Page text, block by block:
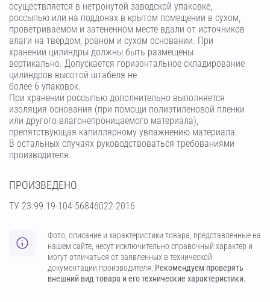
осуществляется в нетронутой заводской упаковке,
россыпью или на поддонах в крытом помещении в сухом,
проветриваемом и затененном месте вдали от источников
влаги на твердом, ровном и сухом основании. При
хранении цилиндры должны быть размещены
вертикально. Допускается горизонтальное складирование
цилиндров высотой штабеля не
более 6 упаковок.
При хранении россыпью дополнительно выполняется
изоляция основания (при помощи полиэтиленовой пленки
или другого влагонепроницаемого материала),
препятствующая капиллярному увлажнению материала.
В остальных случаях руководствоваться требованиями
производителя.
ПРОИЗВЕДЕНО
ТУ 23.99.19-104-56846022-2016
Фото, описание и характеристики товара, представленные на
нашем сайте, несут исключительно справочный характер и
могут отличаться от заявленных в технической
документации производителя. Рекомендуем проверять
внешний вид товара и его технические характеристики.